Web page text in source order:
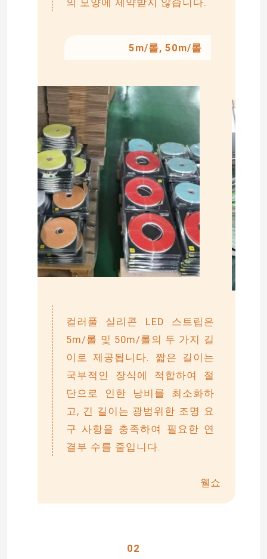
5m/롤, 50m/롤
컬러풀 실리콘 LED 스트립은
5m/롤 및 50m/롤의 두 가지 길
이로 제공됩니다. 짧은 길이는
국부적인 장식에 적합하여 절
단으로 인한 낭비를 최소화하
고, 긴 길이는 광범위한 조명 요
구 사항을 충족하여 필요한 연
결부 수를 줄입니다.
웰쇼
02